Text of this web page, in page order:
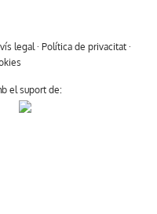
legal· Política de privacitat·
el suport de: